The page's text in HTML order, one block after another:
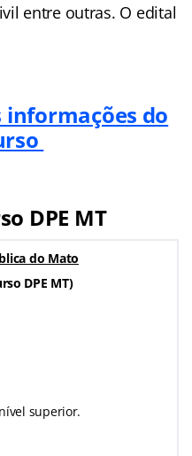
entre outras. O edital
do
DPE MT
do Mato
DPE MT)
superior.